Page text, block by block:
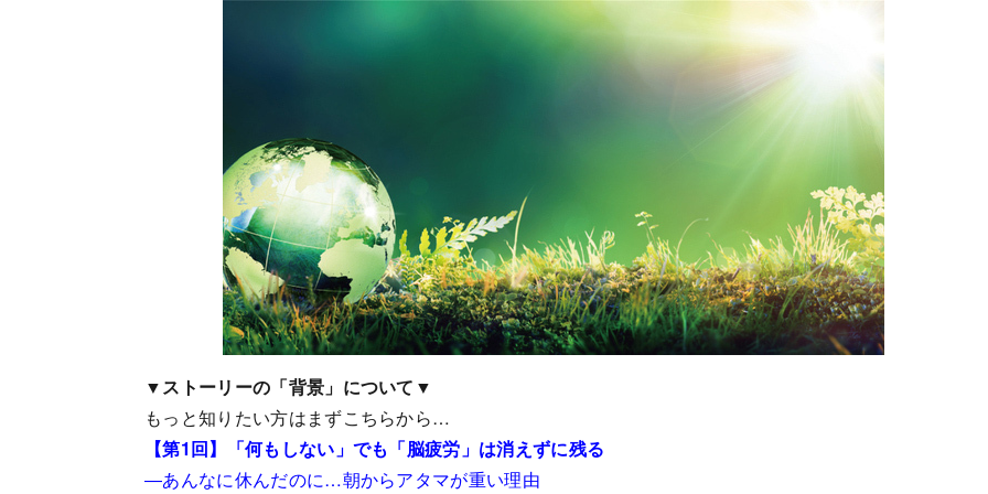
▼ストーリーの「背景」について▼
もっと知りたい方はまずこちらから…
【第1回】「何もしない」でも「脳疲労」は消えずに残る
―あんなに休んだのに…朝からアタマが重い理由